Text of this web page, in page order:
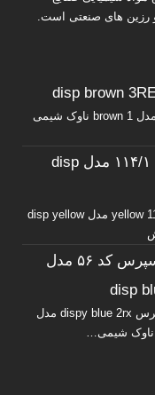
رزین های صنعتی است.
رنگ دیسپرس disp brown 3REL مدل brown 1 ناوک شیمی
رنگ دیسپرس کد ۱۱۴/۱ مدل disp
رنگ دیسپرس کد yellow 114/1 مدل disp yellow
رنگ دیسپرس کد ۵۶ مدل
disp
رنگ دیسپرس dispy blue 2rx مدل